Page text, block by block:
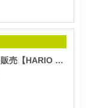
家庭用品からペット・アウトドア用品を販売【HARIO NETSHOP】